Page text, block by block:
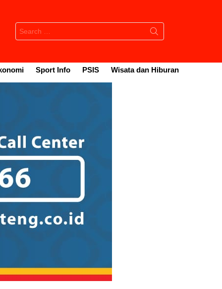
Search
for:
Sport Info PSIS Wisata dan Hiburan